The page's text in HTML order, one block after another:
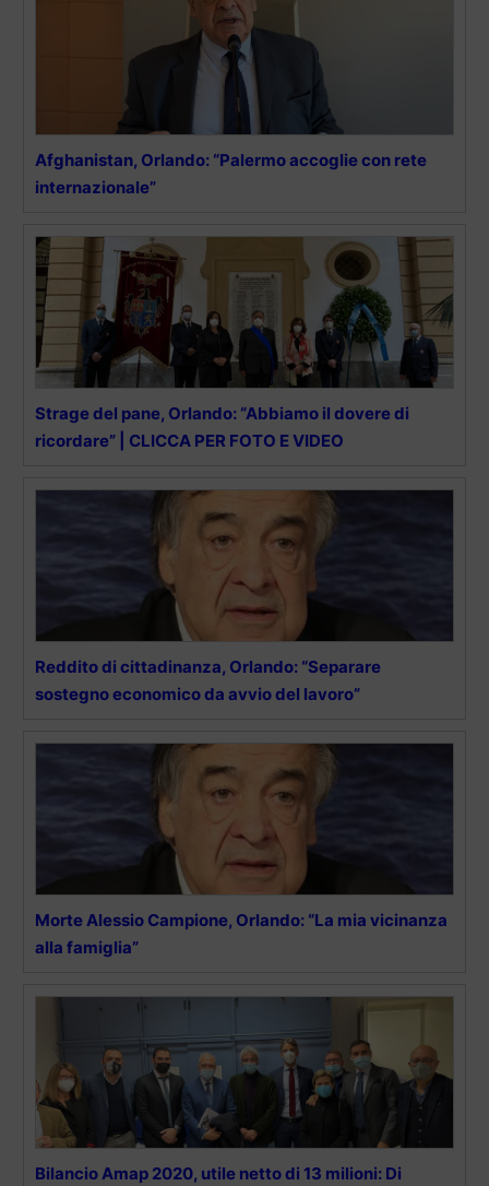
Afghanistan, Orlando: “Palermo accoglie con rete
internazionale”
Strage del pane, Orlando: “Abbiamo il dovere di
ricordare” | CLICCA PER FOTO E VIDEO
Reddito di cittadinanza, Orlando: “Separare
sostegno economico da avvio del lavoro”
Morte Alessio Campione, Orlando: “La mia vicinanza
alla famiglia”
Bilancio Amap 2020, utile netto di 13 milioni: Di